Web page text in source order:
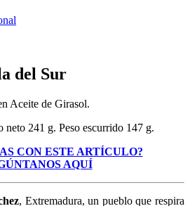
del Sur
Aceite de Girasol.
neto 241 g. Peso escurrido 147 g.
CON ESTE ARTÍCULO?
AQUÍ
, Extremadura, un pueblo que respira